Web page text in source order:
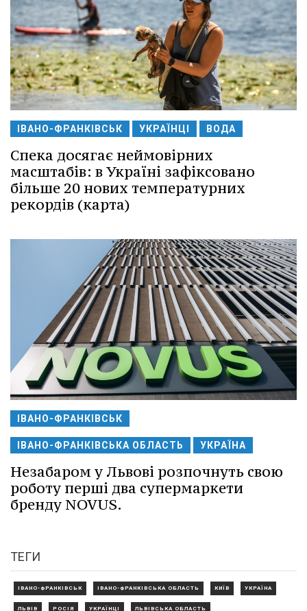
ІВАНО-ФРАНКІВСЬК УКРАЇНЦІ ВОДА
Спека досягає неймовірних
масштабів: в Україні зафіксовано
більше 20 нових температурних
рекордів (карта)
ІВАНО-ФРАНКІВСЬК
ІВАНО-ФРАНКІВСЬКА ОБЛАСТЬ УКРАЇНА
Незабаром у Львові розпочнуть свою
роботу перші два супермаркети
бренду NOVUS.
ТЕГИ
ІВАНО-ФРАНКІВСЬК ІВАНО-ФРАНКІВСЬКА ОБЛАСТЬ КИЇВ УКРАЇНА
ЛЬВІВ РОСІЯ УКРАЇНЦІ ЛЬВІВСЬКА ОБЛАСТЬ